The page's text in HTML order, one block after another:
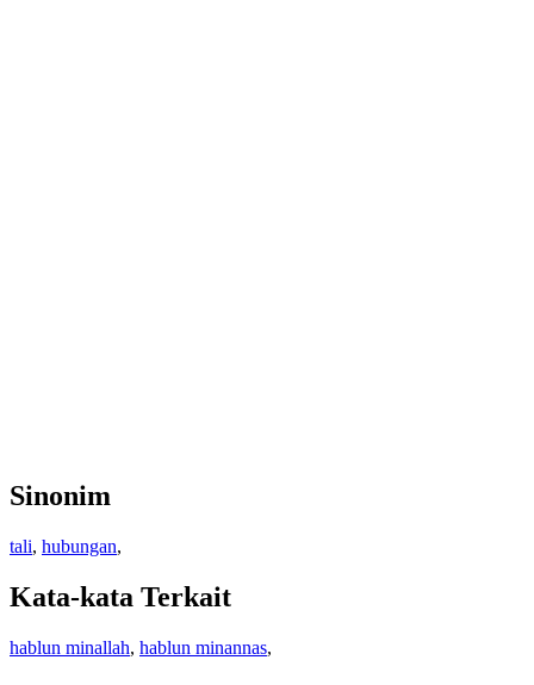
Sinonim
tali, hubungan,
Kata-kata Terkait
hablun minallah, hablun minannas,